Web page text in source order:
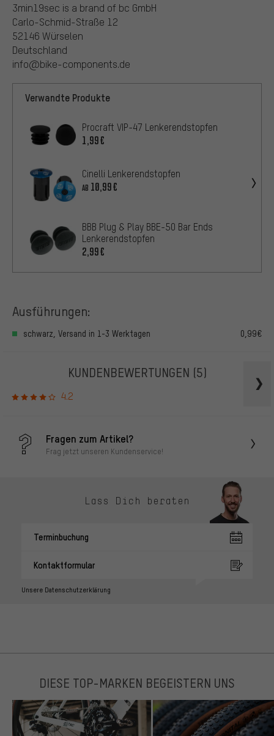
3min19sec is a brand of bc GmbH
Carlo-Schmid-Straße 12
52146 Würselen
Deutschland
info@bike-components.de
Verwandte Produkte
Procraft VIP-47 Lenkerendstopfen
1,99€
Cinelli Lenkerendstopfen
AB 10,99€
BBB Plug & Play BBE-50 Bar Ends
Lenkerendstopfen
2,99€
Ausführungen:
schwarz, Versand in 1-3 Werktagen 0,99€
KUNDENBEWERTUNGEN (5)
4.2
Fragen zum Artikel?
Frag jetzt unseren Kundenservice!
Lass Dich beraten
Terminbuchung
Kontaktformular
Unsere Datenschutzerklärung
DIESE TOP-MARKEN BEGEISTERN UNS